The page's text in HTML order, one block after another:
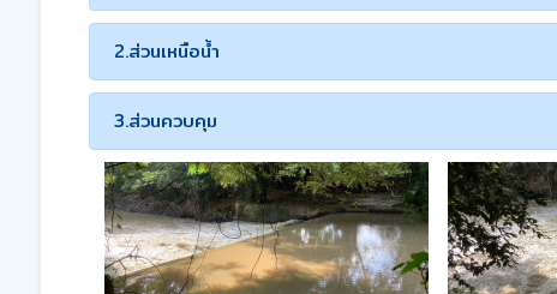
2.ส่วนเหนือน้ำ
3.ส่วนควบคุม